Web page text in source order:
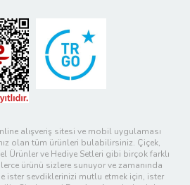
alışveriş sitesi ve mobil uygulaması
olan tüm ürünleri bulabilirsiniz. Çiçek,
Ürünler ve Hediye Setleri gibi birçok farklı
ürünü sizlere sunuyor ve zamanında
ister sevdiklerinizi mutlu etmek için, ister